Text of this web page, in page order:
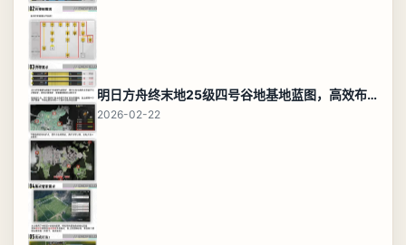
明日方舟终末地25级四号谷地基地蓝图，高效布局规划
2026-02-22